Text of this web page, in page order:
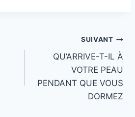
SUIVANT
QU’ARRIVE-T-IL À
VOTRE PEAU
PENDANT QUE VOUS
DORMEZ